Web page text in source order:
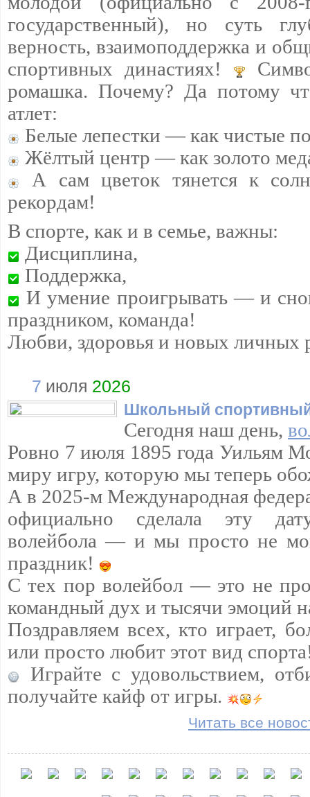
государственный), но суть
верность, взаимоподдержка и
спортивных династиях!
ромашка. Почему? Да потому
атлет:
Белые лепестки — как чистые
Жёлтый центр — как золото
А сам цветок тянется к
рекордам!
В спорте, как и в семье, важны:
Дисциплина,
Поддержка,
И умение проигрывать — и
праздником, команда!
Любви, здоровья и новых личных
7 июля 2026
Школьный
Сегодня наш день,
Ровно 7 июля 1895 года Уильям
миру игру, которую мы теперь
А в 2025-м Международная
официально сделала эту
волейбола — и мы просто не
праздник!
С тех пор волейбол — это не
командный дух и тысячи эмоций
Поздравляем всех, кто играет,
или просто любит этот вид
Играйте с удовольствием,
получайте кайф от игры.
Читать все